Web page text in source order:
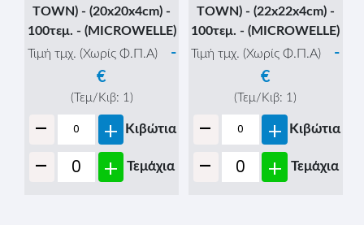
TOWN) - (20x20x4cm) -
100τεμ. - (MICROWELLE)
Τιμή τμχ. (Χωρίς Φ.Π.Α)
-
€
(Τεμ/Κιβ: 1 )
- + Κιβώτια
- + Τεμάχια
TOWN) - (22x22x4cm) -
100τεμ. - (MICROWELLE)
Τιμή τμχ. (Χωρίς Φ.Π.Α)
-
€
(Τεμ/Κιβ: 1 )
- + Κιβώτια
- + Τεμάχια